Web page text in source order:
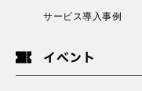
サービス導入事例
イベント